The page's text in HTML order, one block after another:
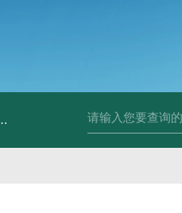
储能箱风机 储能柜专用风机